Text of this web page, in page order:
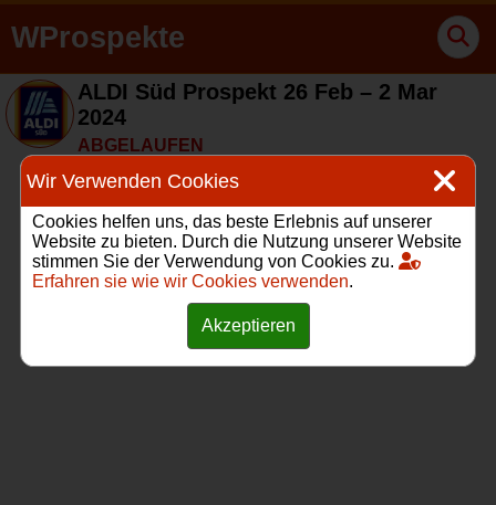
WProspekte
ALDI Süd Prospekt 26 Feb – 2 Mar
2024
ABGELAUFEN
Wir Verwenden Cookies
Cookies helfen uns, das beste Erlebnis auf unserer
Website zu bieten. Durch die Nutzung unserer Website
stimmen Sie der Verwendung von Cookies zu.
Erfahren sie wie wir Cookies verwenden.
Akzeptieren